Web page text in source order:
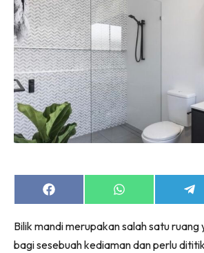
DIY
Bilik Air
Bilik Tidur
Dapur
Ruang Makan
Make Over
Bilik Air
Bilik Tidur
Ruang Makan
Ruang Tamu
Menarik Lagi
Casa Impiana
Share
on
Share
on
on
Bilik mandi merupakan salah satu
bagi sesebuah kediaman dan perlu